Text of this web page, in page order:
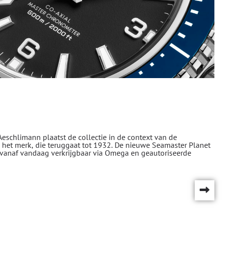
plaatst de collectie in de context van de
merk, die teruggaat tot 1932. De nieuwe Seamaster Planet
vandaag verkrijgbaar via Omega en geautoriseerde